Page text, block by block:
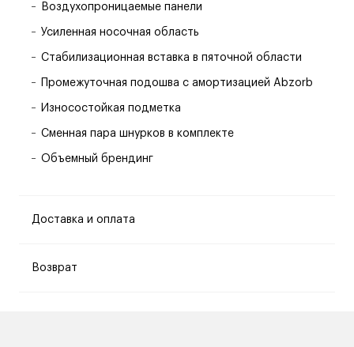
Воздухопроницаемые панели
Усиленная носочная область
Стабилизационная вставка в пяточной области
Промежуточная подошва с амортизацией Abzorb
Износостойкая подметка
Сменная пара шнурков в комплекте
Объемный брендинг
Доставка и оплата
Возврат